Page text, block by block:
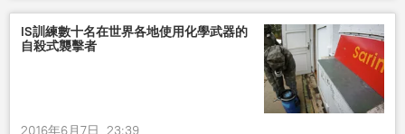
IS訓練數十名在世界各地使用化學武器的
自殺式襲擊者
2016年6月7日, 23:39